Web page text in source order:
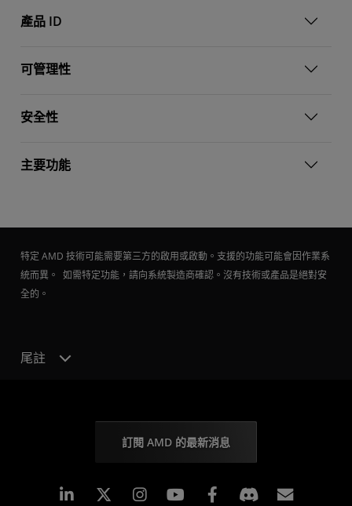
產品 ID
可管理性
安全性
主要功能
特定 AMD 技術可能需要第三方的啟用或啟動。支援的功能可能會因作業系
統而異。 如需特定功能，請向系統製造商確認。沒有技術或產品是絕對安
全的。
尾註
訂閱 AMD 的最新消息
Linkedin Instagram Facebook